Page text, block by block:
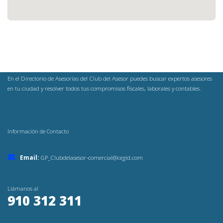
En el Directorio de Asesorías del Club del Asesor puedes buscar expertos asesores
en tu ciudad y resolver todos tus compromisos fiscales, laborales y contables.
Información de Contacto
Email: GP_Clubdelasesor-comercial@cegid.com
Llámanos al
910 312 311